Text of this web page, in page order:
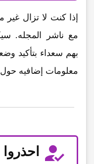
إذا کنت لا تزال غیر
مع ناشر المجله.
بهم سعداء بتأکید
معلومات إضافیه حول